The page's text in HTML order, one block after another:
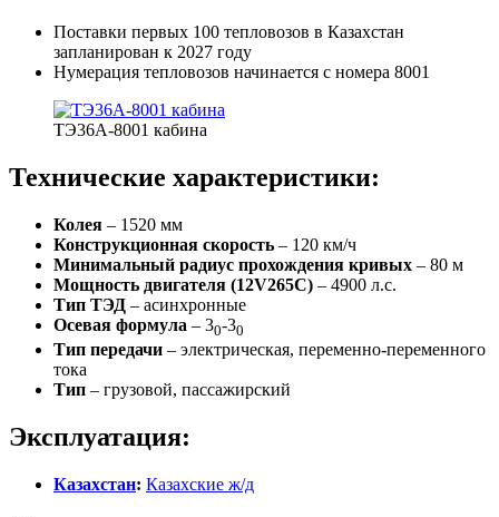
Поставки первых 100 тепловозов в Казахстан
запланирован к 2027 году
Нумерация тепловозов начинается с номера 8001
ТЭ36А-8001 кабина
Технические характеристики:
Колея – 1520 мм
Конструкционная скорость – 120 км/ч
Минимальный радиус прохождения кривых – 80 м
Мощность двигателя (12V265C) – 4900 л.с.
Тип ТЭД – асинхронные
Осевая формула – 30-30
Тип передачи – электрическая, переменно-переменного
тока
Тип – грузовой, пассажирский
Эксплуатация:
Казахстан: Казахские ж/д